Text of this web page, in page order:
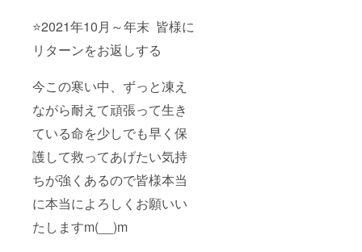
⭐️2021年10月～年末 皆様に
リターンをお返しする
今この寒い中、ずっと凍え
ながら耐えて頑張って生き
ている命を少しでも早く保
護して救ってあげたい気持
ちが強くあるので皆様本当
に本当によろしくお願いい
たしますm(__)m